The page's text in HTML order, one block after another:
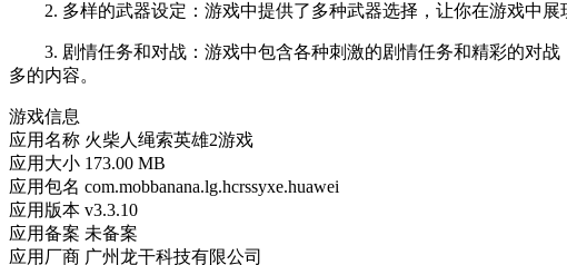
2. 多样的武器设定：游戏中提供了多种武器选择，让你在游戏中展
3. 剧情任务和对战：游戏中包含各种刺激的剧情任务和精彩的对战
多的内容。
游戏信息
应用名称 火柴人绳索英雄2游戏
应用大小 173.00 MB
应用包名 com.mobbanana.lg.hcrssyxe.huawei
应用版本 v3.3.10
应用备案 未备案
应用厂商 广州龙干科技有限公司